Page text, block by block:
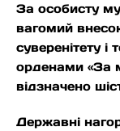
За особисту
вагомий
суверенітету і
орденами «За
відзначено
Державні